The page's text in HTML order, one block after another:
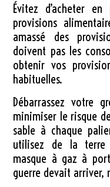
Évitez d’acheter
provisions
amassé des
doivent pas les
obtenir vos
habituelles.
Débarrassez votre
minimiser le risque
sable à chaque
utilisez de la terre
masque à gaz à
guerre devait arriver,